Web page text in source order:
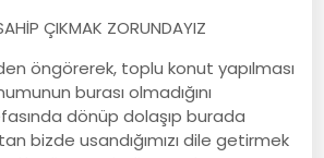
ÇIKMAK ZORUNDAYIZ
öngörerek, toplu konut yapılması
burası olmadığını
dönüp dolaşıp burada
bizde usandığımızı dile getirmek